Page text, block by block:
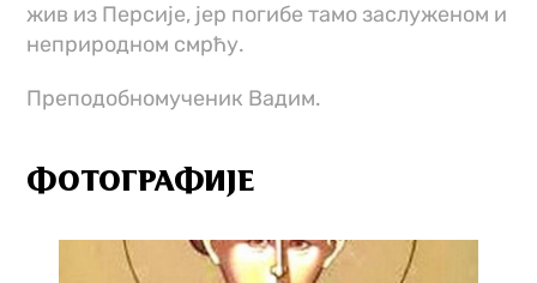
жив из Персије, јер погибе тамо заслуженом и
неприродном смрћу.
Преподобномученик Вадим.
ФОТОГРАФИЈЕ